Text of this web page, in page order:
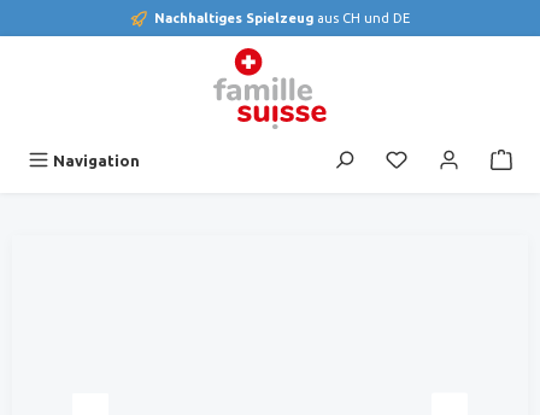
Nachhaltiges Spielzeug aus CH und DE
Navigation Du hast 0